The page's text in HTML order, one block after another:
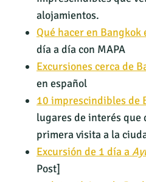
alojamientos.
Qué hacer en Bangkok
día a día con MAPA
Excursiones cerca de
en español
10 imprescindibles de
lugares de interés que
primera visita a la
Excursión de 1 día a
Post]